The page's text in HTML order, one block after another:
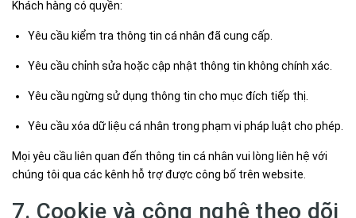
Khách hàng có quyền:
Yêu cầu kiểm tra thông tin cá nhân đã cung cấp.
Yêu cầu chỉnh sửa hoặc cập nhật thông tin không chính xác.
Yêu cầu ngừng sử dụng thông tin cho mục đích tiếp thị.
Yêu cầu xóa dữ liệu cá nhân trong phạm vi pháp luật cho phép.
Mọi yêu cầu liên quan đến thông tin cá nhân vui lòng liên hệ với
chúng tôi qua các kênh hỗ trợ được công bố trên website.
7. Cookie và công nghệ theo dõi